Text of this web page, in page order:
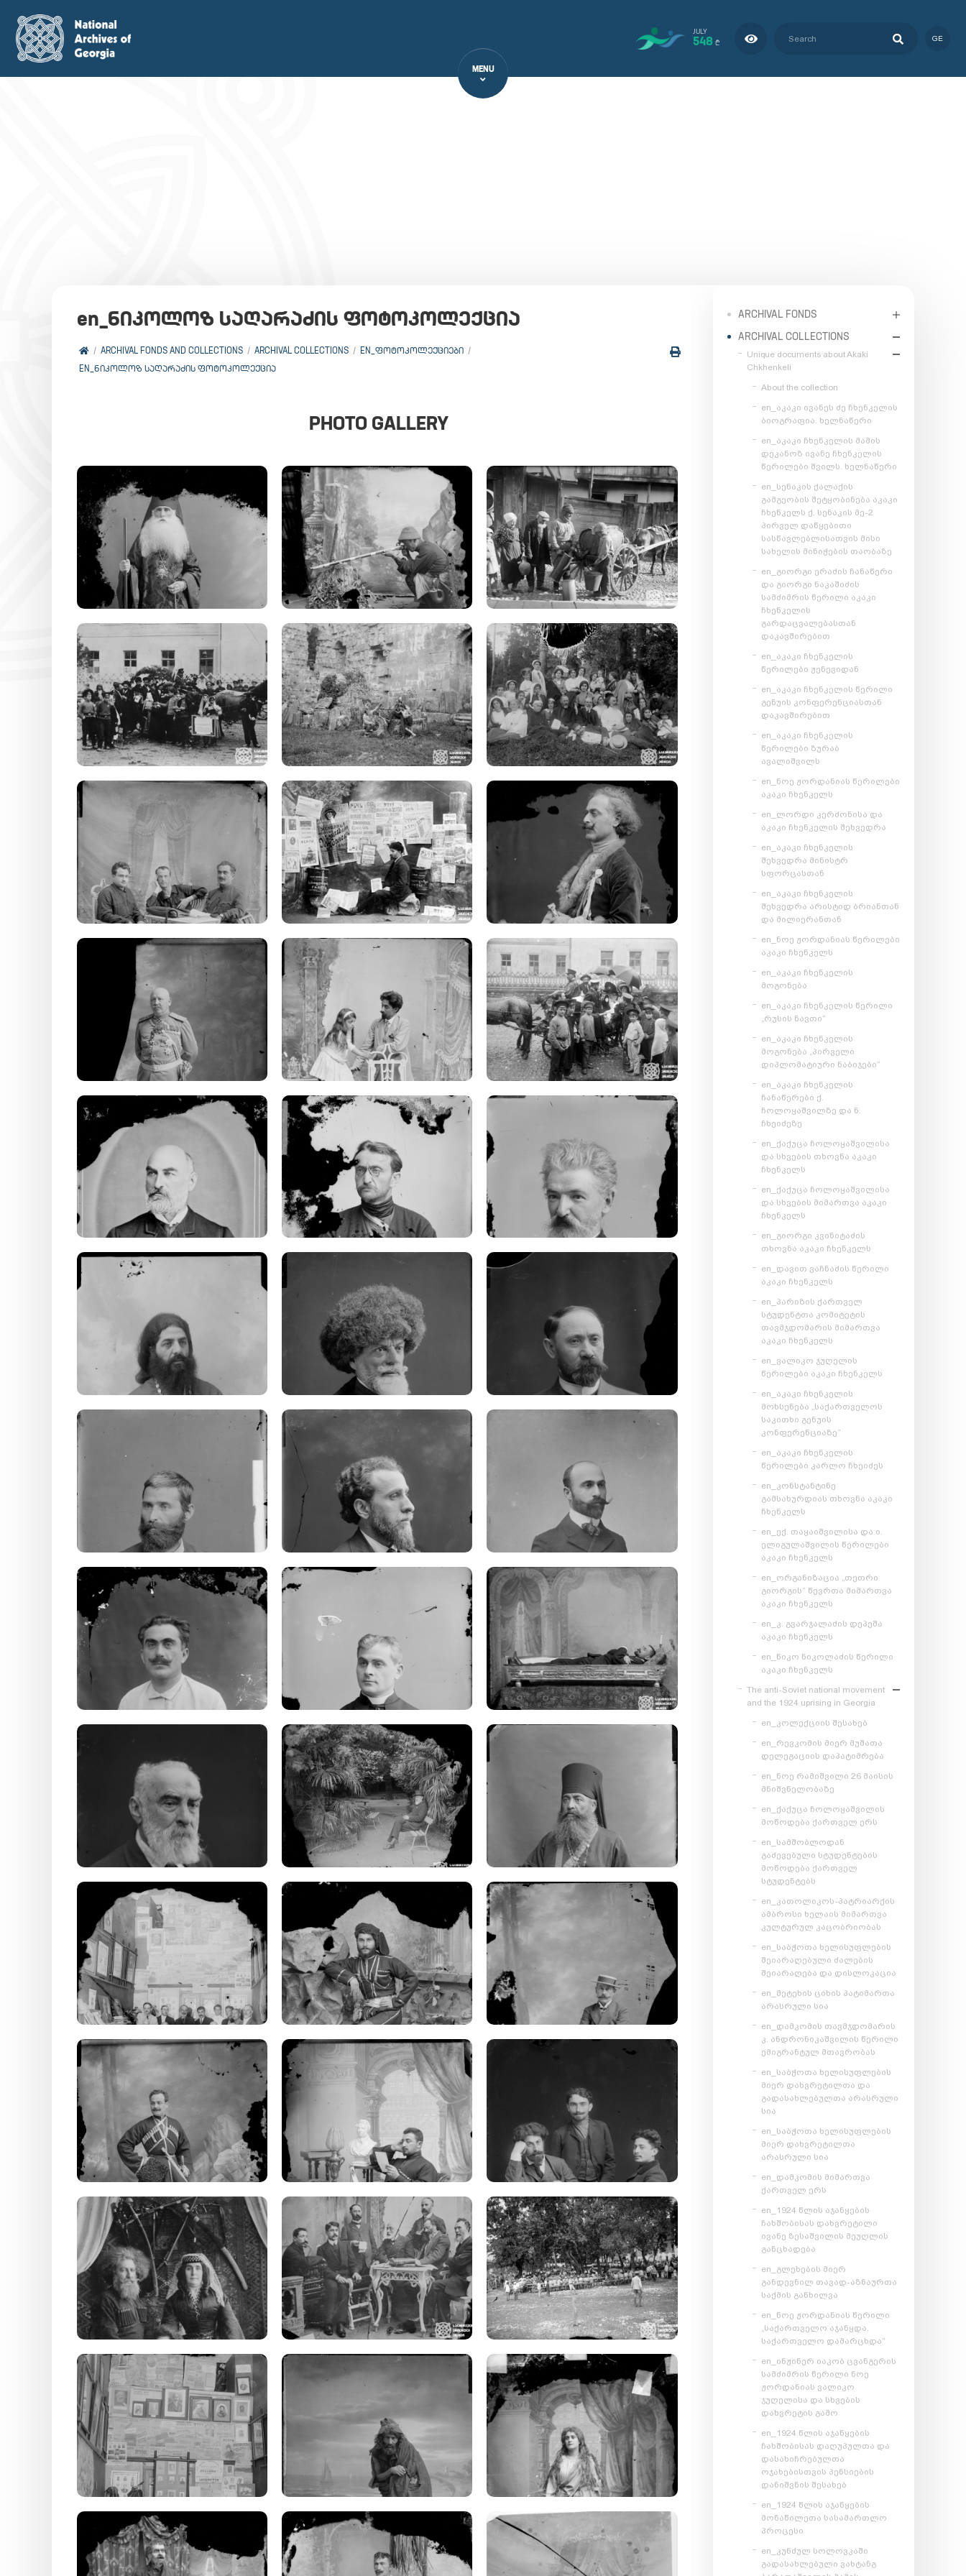
JULY
548 ₾ GE
MENU
en_ნიკოლოზ საღარაძის ფოტოკოლექცია
ARCHIVAL FONDS AND COLLECTIONS ARCHIVAL COLLECTIONS
EN_ᲤᲝᲢᲝᲙᲝᲚᲔᲥᲪᲘᲔᲑᲘ
EN_ᲜᲘᲙᲝᲚᲝᲖ ᲡᲐᲦᲐᲠᲐᲫᲘᲡ ᲤᲝᲢᲝᲙᲝᲚᲔᲥᲪᲘᲐ
PHOTO GALLERY
ARCHIVAL FONDS
ARCHIVAL COLLECTIONS
Unique documents about Akaki
Chkhenkeli
About the collection
en_აკაკი ივანეს ძე ჩხენკელის
ბიოგრაფია. ხელნაწერი
en_აკაკი ჩხენკელის მამის
დეკანოზ ივანე ჩხენკელის
წერილები შვილს. ხელნაწერი
en_სენაკის ქალაქის
გამგეობის შეტყობინება აკაკი
ჩხენკელს ქ. სენაკის მე-2
პირველ დაწყებითი
სასწავლებლისათვის მისი
სახელის მინიჭების თაობაზე
en_გიორგი ერაძის ჩანაწერი
და გიორგი ნაკაშიძის
სამძიმრის წერილი აკაკი
ჩხენკელის
გარდაცვალებასთან
დაკავშირებით
en_აკაკი ჩხენკელის
წერილები ჟენევიდან
en_აკაკი ჩხენკელის წერილი
გენუის კონფერენციასთან
დაკავშირებით
en_აკაკი ჩხენკელის
წერილები ზურაბ
ავალიშვილს
en_ნოე ჟორდანიას წერილები
აკაკი ჩხენკელს
en_ლორდი კერძონისა და
აკაკი ჩხენკელის შეხვედრა
en_აკაკი ჩხენკელის
შეხვედრა მინისტრ
სფორცასთან
en_აკაკი ჩხენკელის
შეხვედრა არისტიდ ბრიანთან
და მილიერანთან
en_ნოე ჟორდანიას წერილები
აკაკი ჩხენკელს
en_აკაკი ჩხენკელის
მოგონება
en_აკაკი ჩხენკელის წერილი
„რუსის ნავთი“
en_აკაკი ჩხენკელის
მოგონება „პირველი
დიპლომატიური ნაბიჯები“
en_აკაკი ჩხენკელის
ჩანაწერები ქ.
ჩოლოყაშვილზე და ნ.
ჩხეიძეზე
en_ქაქუცა ჩოლოყაშვილისა
და სხვების თხოვნა აკაკი
ჩხენკელს
en_ქაქუცა ჩოლოყაშვილისა
და სხვების მიმართვა აკაკი
ჩხენკელს
en_გიორგი კვინიტაძის
თხოვნა აკაკი ჩხენკელს
en_დავით ვაჩნაძის წერილი
აკაკი ჩხენკელს
en_პარიზის ქართველ
სტუდენტთა კომიტეტის
თავმჯდომარის მიმართვა
აკაკი ჩხენკელს
en_ვალიკო ჯუღელის
წერილები აკაკი ჩხენკელს
en_აკაკი ჩხენკელის
მოხსენება „საქართველოს
საკითხი გენუის
კონფერენციაზე“
en_აკაკი ჩხენკელის
წერილები კარლო ჩხეიძეს
en_კონსტანტინე
გამსახურდიას თხოვნა აკაკი
ჩხენკელს
en_ექ. თაყაიშვილისა და ი.
ელიგულაშვილის წერილები
აკაკი ჩხენკელს
en_ორგანიზაცია „თეთრი
გიორგის“ წევრთა მიმართვა
აკაკი ჩხენკელს
en_კ. გვარჯალაძის დეპეშა
აკაკი ჩხენკელს
en_ნიკო ნიკოლაძის წერილი
აკაკი ჩხენკელს
The anti-Soviet national movement
and the 1924 uprising in Georgia
en_კოლექციის შესახებ
en_რევკომის მიერ მუშათა
დელეგაციის დაპატიმრება
en_ნოე რამიშვილი 26 მაისის
მნიშვნელობაზე
en_ქაქუცა ჩოლოყაშვილის
მოწოდება ქართველ ერს
en_სამშობლოდან
გაძევებული სტუდენტების
მოწოდება ქართველ
სტუდენტებს
en_კათოლიკოს-პატრიარქის
ამბროსი ხელაის მიმართვა
კულტურულ კაცობრიობას
en_საბჭოთა ხელისუფლების
შეიარაღებული ძალების
შეიარაღება და დისლოკაცია
en_მეტეხის ციხის პატიმართა
არასრული სია
en_დამკომის თავმჯდომარის
კ. ანდრონიკაშვილის წერილი
ემიგრანტულ მთავრობას
en_საბჭოთა ხელისუფლების
მიერ დახვრეტილთა და
გადასახლებულთა არასრული
სია
en_საბჭოთა ხელისუფლების
მიერ დახვრეტილთა
არასრული სია
en_დამკომის მიმართვა
ქართველ ერს
en_1924 წლის აჯანყების
ჩახშობისას დახვრეტილი
ივანე ზესაშვილის მეუღლის
განცხადება
en_გლეხების მიერ
განდევნილ თავად-აზნაურთა
საქმის განხილვა
en_ნოე ჟორდანიას წერილი
„საქართველო აჯანყდა,
საქართველო დამარცხდა“
en_ინჟინერ იაკობ ცვანგერის
სამძიმრის წერილი ნოე
ჟორდანიას ვალიკო
ჯუღელისა და სხვების
დახვრეტის გამო
en_1924 წლის აჯანყების
ჩახშობისას დაღუპულთა და
დასახიჩრებულთა
ოჯახებისთვის პენსიების
დანიშვნის შესახებ
en_1924 წლის აჯანყების
მონაწილეთა სასამართლო
პროცესი
en_კუნძულ სოლოვკაში
გადასახლებული ვახტანგ